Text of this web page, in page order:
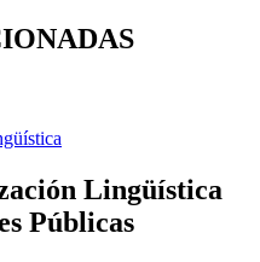
Lingüística
Públicas